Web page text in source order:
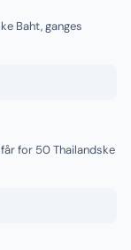
Baht, ganges
for 50 Thailandske